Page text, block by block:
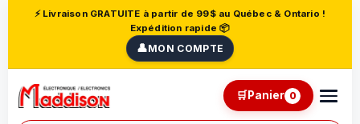
⚡ Livraison GRATUITE à partir de 99$ au Québec & Ontario !
Expédition rapide 📦
👤MON COMPTE
🛒Panier 0